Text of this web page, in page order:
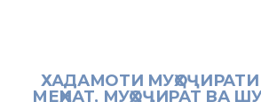
ХАДАМОТИ
МЕҲНАТ, МУҲОҶИРАТ ВА